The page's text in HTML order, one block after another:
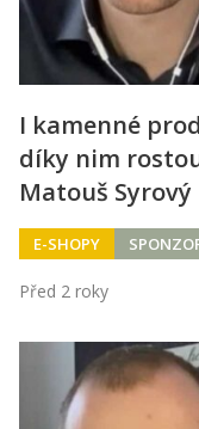
I kamenné
díky nim
Matouš Syrový
E-SHOPY
Před 2 roky